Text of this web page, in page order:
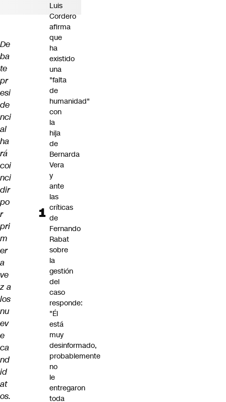
De
ba
te
pr
esi
de
nci
al
ha
rá
coi
nci
dir
po
r
pri
m
er
a
ve
z a
los
nu
ev
e
ca
nd
id
at
os.
Luis
Cordero
afirma
que
ha
existido
una
"falta
de
humanidad"
con
la
hija
de
Bernarda
Vera
y
ante
las
críticas
de
Fernando
Rabat
sobre
la
gestión
del
caso
responde:
"Él
está
muy
desinformado,
probablemente
no
le
entregaron
toda